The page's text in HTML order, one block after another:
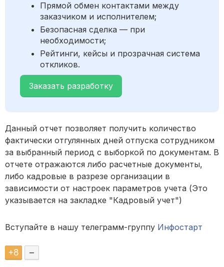
Прямой обмен контактами между
заказчиком и исполнителем;
Безопасная сделка — при
необходимости;
Рейтинги, кейсы и прозрачная система
откликов.
Заказать разработку
Данный отчет позволяет получить количество
фактически отгулянных дней отпуска сотрудником
за выбранный период с выборкой по документам. В
отчете отражаются либо расчетные документы,
либо кадровые в разрезе организации в
зависимости от настроек параметров учета (Это
указывается на закладке "Кадровый учет")
Вступайте в нашу телеграмм-группу Инфостарт
+8 –